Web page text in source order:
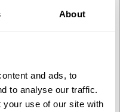
About
and ads, to
to analyse our traffic.
your use of our site with